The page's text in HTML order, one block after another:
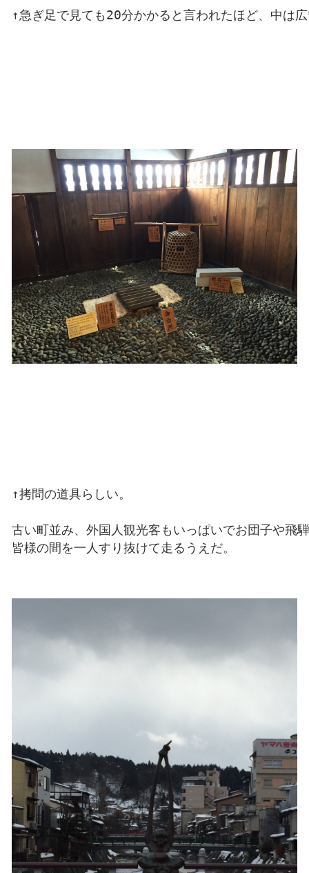
↑急ぎ足で見ても20分かかると言われたほど、中は
↑拷問の道具らしい。
古い町並み、外国人観光客もいっぱいでお団子や飛
皆様の間を一人すり抜けて走るうえだ。